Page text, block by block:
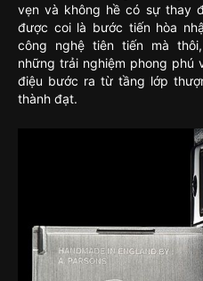
vẹn và không hề có sự thay
được coi là bước tiến hòa
công nghệ tiên tiến mà
những trải nghiệm phong phú
điệu bước ra từ tầng lớp
thành đạt.